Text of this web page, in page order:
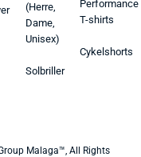
(Herre,
Dame,
Unisex)
Solbriller
Performance
T-shirts
Cykelshorts
Malaga™, All Rights